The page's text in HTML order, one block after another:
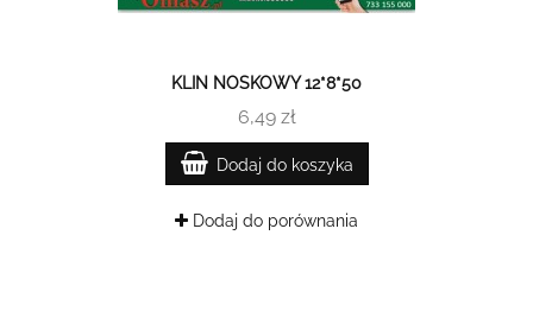
KLIN NOSKOWY 12*8*50
6,49 zł
Dodaj do koszyka
Dodaj do porównania